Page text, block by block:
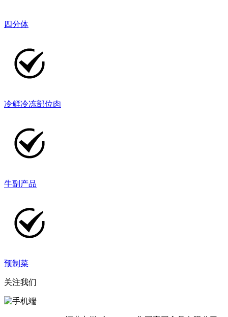
四分体
冷鲜冷冻部位肉
牛副产品
预制菜
关注我们